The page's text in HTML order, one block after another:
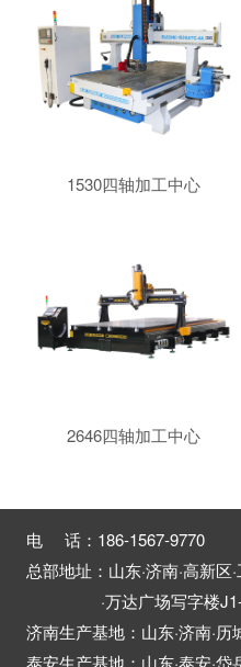
1530四轴加工中心
2646四轴加工中心
电 话：186-1567-9770
总部地址：山东·济南·高新区
·万达广场写字楼J1-
济南生产基地：山东·济南·历
泰安生产基地：山东·泰安·岱